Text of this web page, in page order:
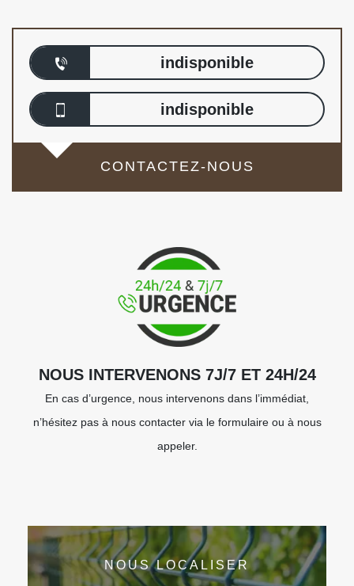
indisponible
indisponible
CONTACTEZ-NOUS
NOUS INTERVENONS 7J/7 ET 24H/24
En cas d’urgence, nous intervenons dans l’immédiat,
n’hésitez pas à nous contacter via le formulaire ou à nous
appeler.
NOUS LOCALISER